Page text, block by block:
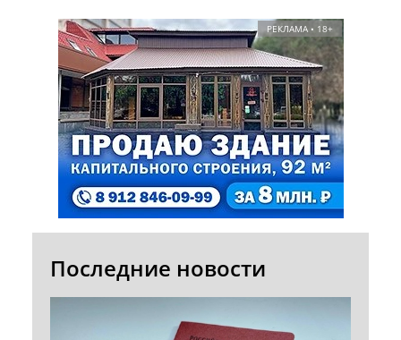
РЕКЛАМА • 18+
Последние новости